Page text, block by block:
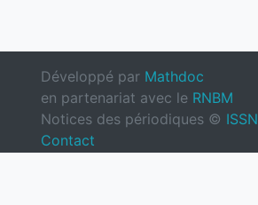
Développé par Mathdoc
en partenariat avec le RNBM
Notices des périodiques © ISSN
Contact